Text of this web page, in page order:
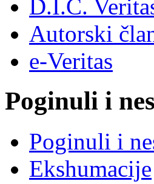
D.I.C.
Autorski
e-Veritas
Poginuli i
Poginuli i
Ekshumacije